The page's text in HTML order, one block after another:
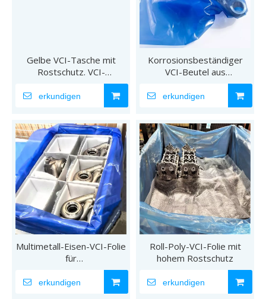
Gelbe VCI-Tasche mit
Rostschutz. VCI-
erkundigen
Korrosionsbeständiger
VCI-Beutel aus
Polyverpackung für
Gussteile
erkundigen
Multimetall-Eisen-VCI-Folie
für
Korrosionsbeständigkeit
erkundigen
Roll-Poly-VCI-Folie mit
hohem Rostschutz
erkundigen